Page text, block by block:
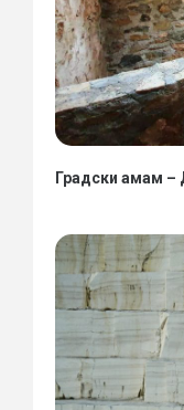
Градски амам –